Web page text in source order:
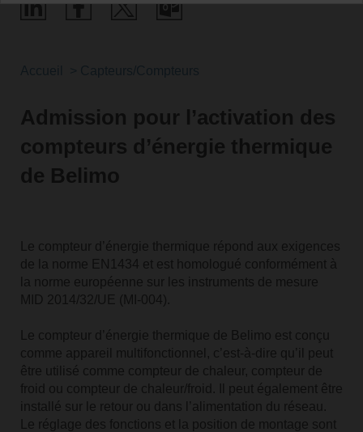
Admission pour l’activation des
compteurs d’énergie thermique
de Belimo
Le compteur d’énergie thermique répond aux exigences
de la norme EN1434 et est homologué conformément à
la norme européenne sur les instruments de mesure
MID 2014/32/UE (MI-004).
Le compteur d’énergie thermique de Belimo est conçu
comme appareil multifonctionnel, c’est-à-dire qu’il peut
être utilisé comme compteur de chaleur, compteur de
froid ou compteur de chaleur/froid. Il peut également être
installé sur le retour ou dans l’alimentation du réseau.
Le réglage des fonctions et la position de montage sont